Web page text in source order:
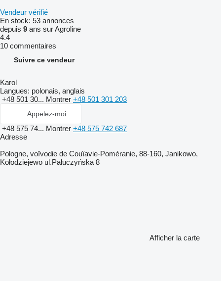
Vendeur vérifié
En stock: 53 annonces
depuis 9 ans sur Agroline
4.4
10 commentaires
Suivre ce vendeur
Karol
Langues: polonais, anglais
+48 501 30... Montrer +48 501 301 203
Appelez-moi
+48 575 74... Montrer +48 575 742 687
Adresse
Pologne, voïvodie de Couïavie-Poméranie, 88-160, Janikowo,
Kołodziejewo ul.Pałuczyńska 8
Afficher la carte